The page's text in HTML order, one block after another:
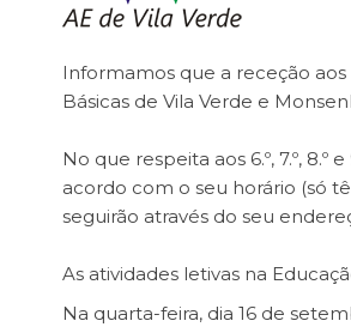
Informamos que a receção aos
Básicas de Vila Verde e
No que respeita aos 6.º, 7.º,
acordo com o seu horário (só
seguirão através do seu
As atividades letivas na
Na quarta-feira, dia 16 de